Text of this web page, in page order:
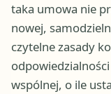
taka umowa nie
nowej,
czytelne zasady
wspólnej, o ile